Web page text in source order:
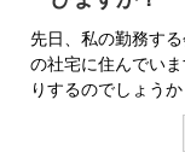
先日、私の勤務す
の社宅に住んでい
りするのでしょうか